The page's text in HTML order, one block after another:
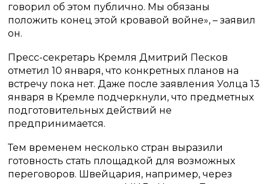
говорил об этом публично. Мы обязаны
положить конец этой кровавой войне», – заявил
он.
Пресс-секретарь Кремля Дмитрий Песков
отметил 10 января, что конкретных планов на
встречу пока нет. Даже после заявления Уолца 13
января в Кремле подчеркнули, что предметных
подготовительных действий не
предпринимается.
Тем временем несколько стран выразили
готовность стать площадкой для возможных
переговоров. Швейцария, например, через